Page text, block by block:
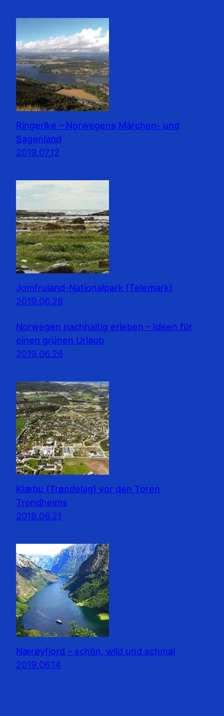
Ringerike – Norwegens Märchen- und
Sagenland
2019.07.12
Jomfruland-Nationalpark (Telemark)
2019.06.28
Norwegen nachhaltig erleben – Ideen für
einen grünen Urlaub
2019.06.26
Klæbu (Trøndelag) vor den Toren
Trondheims
2019.06.21
Nærøyfjord – schön, wild und schmal
2019.06.14